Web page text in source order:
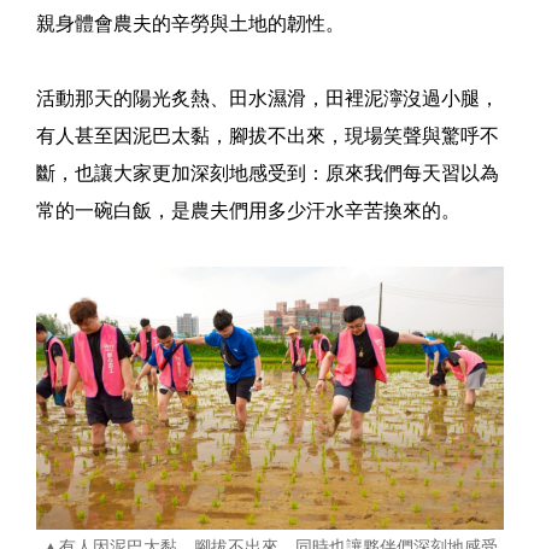
親身體會農夫的辛勞與土地的韌性。
活動那天的陽光炙熱、田水濕滑，田裡泥濘沒過小腿，
有人甚至因泥巴太黏，腳拔不出來，現場笑聲與驚呼不
斷，也讓大家更加深刻地感受到：原來我們每天習以為
常的一碗白飯，是農夫們用多少汗水辛苦換來的。